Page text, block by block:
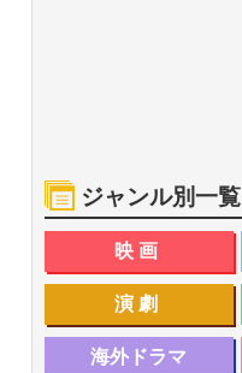
ジャンル別一覧
映画
演劇
海外ドラマ